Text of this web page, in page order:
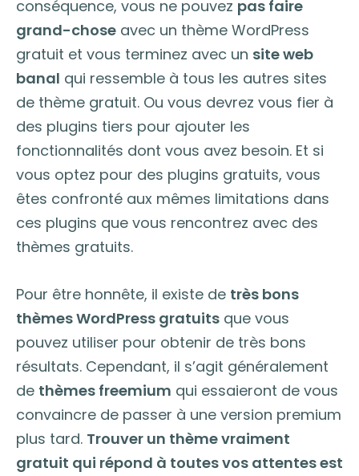
conséquence, vous ne pouvez pas faire
grand-chose avec un thème WordPress
gratuit et vous terminez avec un site web
banal qui ressemble à tous les autres sites
de thème gratuit. Ou vous devrez vous fier à
des plugins tiers pour ajouter les
fonctionnalités dont vous avez besoin. Et si
vous optez pour des plugins gratuits, vous
êtes confronté aux mêmes limitations dans
ces plugins que vous rencontrez avec des
thèmes gratuits.
Pour être honnête, il existe de très bons
thèmes WordPress gratuits que vous
pouvez utiliser pour obtenir de très bons
résultats. Cependant, il s’agit généralement
de thèmes freemium qui essaieront de vous
convaincre de passer à une version premium
plus tard. Trouver un thème vraiment
gratuit qui répond à toutes vos attentes est